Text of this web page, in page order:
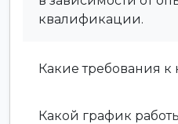
квалификации.
Какие требования к
Какой график